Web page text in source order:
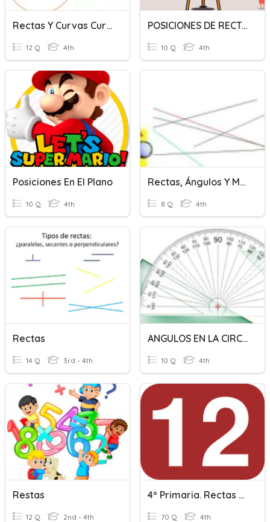
Rectas Y Curvas Curvosas...
12 Q 4th
POSICIONES DE RECTAS Y CIRCUNFERENCIAS Y SIMETRÍAS
10 Q 4th
Posiciones En El Plano
10 Q 4th
Rectas, Ángulos Y Movimientos
8 Q 4th
Rectas
14 Q 3rd - 4th
ANGULOS EN LA CIRCUNFERENCIA
10 Q 4th
Restas
12 Q 2nd - 4th
4º Primaria. Rectas Y Ángulos. Unidad 12
70 Q 4th